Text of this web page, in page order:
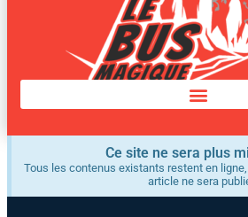
Ce site ne sera plus
Tous les contenus existants restent en
article ne sera